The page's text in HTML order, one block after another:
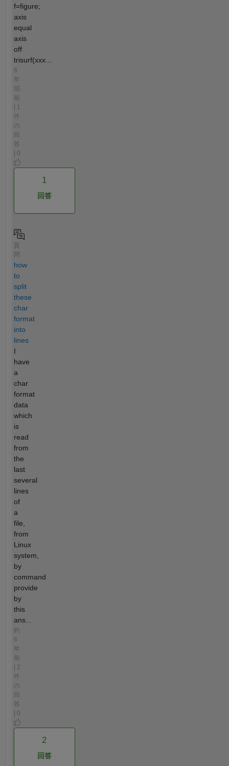
f=figure;
axis
equal
axis
off
trisurf(xxx...
6
年
弱
前
| 1
件
の
回
答
| 0
1
回答
質
how
to
split
these
char
format
into
lines
I
have
a
char
format
data
which
is
read
from
the
last
several
lines
of
a
file,
from
Linux
system,
by
command
provide
by
this
ans...
約
6
年
前
| 2
件
の
回
答
| 0
2
回答